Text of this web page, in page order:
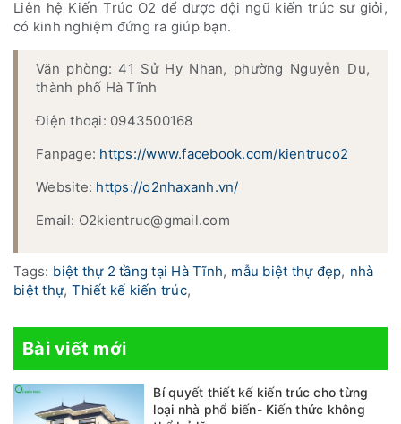
Liên hệ Kiến Trúc O2 để được đội ngũ kiến trúc sư giỏi,
có kinh nghiệm đứng ra giúp bạn.
Văn phòng: 41 Sử Hy Nhan, phường Nguyễn Du,
thành phố Hà Tĩnh
Điện thoại: 0943500168
Fanpage: https://www.facebook.com/kientruco2
Website: https://o2nhaxanh.vn/
Email: O2kientruc@gmail.com
Tags: biệt thự 2 tầng tại Hà Tĩnh, mẫu biệt thự đẹp, nhà
biệt thự, Thiết kế kiến trúc,
Bài viết mới
Bí quyết thiết kế kiến trúc cho từng
loại nhà phổ biến- Kiến thức không